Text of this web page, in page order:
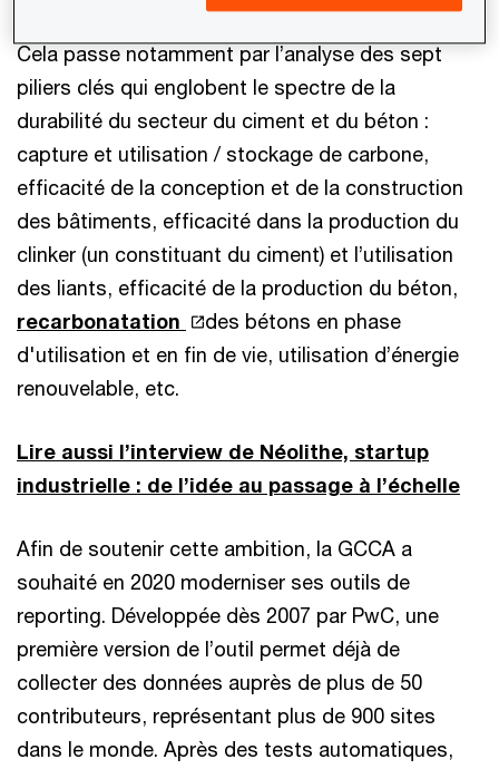
produire du béton neutre en carbone en 2050.
Cela passe notamment par l’analyse des sept
piliers clés qui englobent le spectre de la
durabilité du secteur du ciment et du béton :
capture et utilisation / stockage de carbone,
efficacité de la conception et de la construction
des bâtiments, efficacité dans la production du
clinker (un constituant du ciment) et l’utilisation
des liants, efficacité de la production du béton,
recarbonatation
des bétons en phase
d'utilisation et en fin de vie, utilisation d’énergie
renouvelable, etc.
Lire aussi l’interview de Néolithe, startup
industrielle : de l’idée au passage à l’échelle
Afin de soutenir cette ambition, la GCCA a
souhaité en 2020 moderniser ses outils de
reporting. Développée dès 2007 par PwC, une
première version de l’outil permet déjà de
collecter des données auprès de plus de 50
contributeurs, représentant plus de 900 sites
dans le monde. Après des tests automatiques,